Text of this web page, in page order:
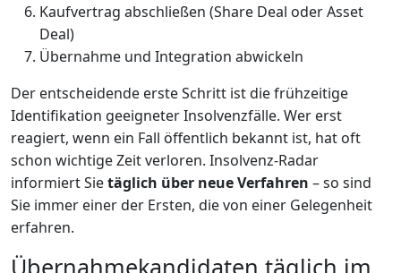
Kaufvertrag abschließen (Share Deal oder Asset
Deal)
Übernahme und Integration abwickeln
Der entscheidende erste Schritt ist die frühzeitige
Identifikation geeigneter Insolvenzfälle. Wer erst
reagiert, wenn ein Fall öffentlich bekannt ist, hat oft
schon wichtige Zeit verloren. Insolvenz-Radar
informiert Sietäglich über neue Verfahren – so sind
Sie immer einer der Ersten, die von einer Gelegenheit
erfahren.
Übernahmekandidaten täglich im